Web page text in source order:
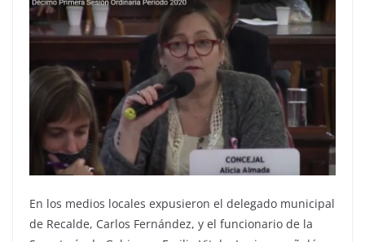
En los medios locales expusieron el delegado municipal
de Recalde, Carlos Fernández, y el funcionario de la